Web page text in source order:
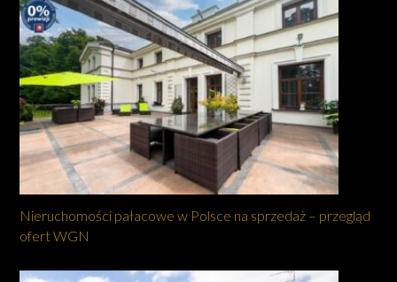
Nieruchomości pałacowe w Polsce na sprzedaż – przegląd
ofert WGN